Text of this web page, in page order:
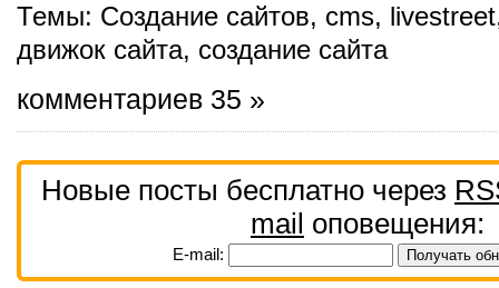
Темы: Создание сайтов, cms, livestreet
движок сайта, создание сайта
комментариев 35 »
Новые посты бесплатно через
mail оповещения:
E-mail: